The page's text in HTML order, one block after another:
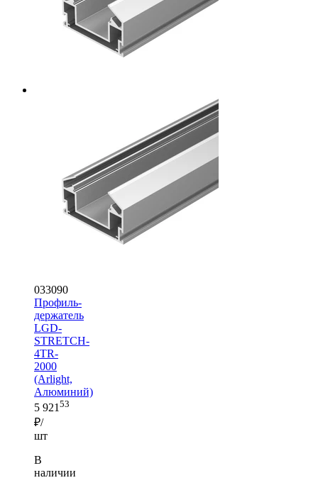
033090
Профиль-
держатель
LGD-
STRETCH-
4TR-
2000
(Arlight,
Алюминий)
5 921 53
₽/
шт
В
наличии